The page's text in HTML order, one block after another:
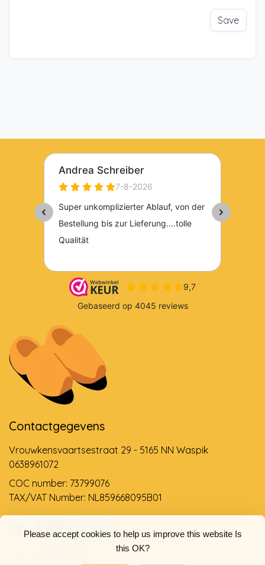
Please accept cookies to help us improve this website Is
this OK?
Save
Contactgegevens
Vrouwkensvaartsestraat 29 - 5165 NN Waspik
0638961072
COC number: 73799076
TAX/VAT Number: NL859668095B01
info@dehollandseklompenwinkel.nl